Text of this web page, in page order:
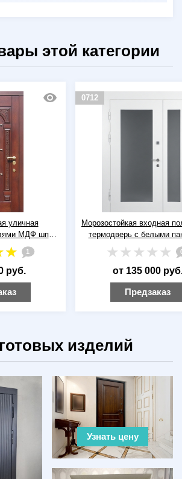
этой категории
уличная
МДФ шпон,
стеклом
1
руб.
0712
Морозостойкая входная
термодверь с белыми
МДФ и стеклами больших
от 135 000
Предзаказ
изделий
Узнать цену